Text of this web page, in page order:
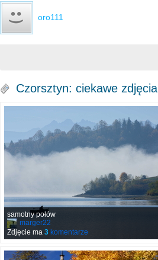
oro111
Czorsztyn: ciekawe zdjęcia
samotny połów
marger22
Zdjęcie ma 3 komentarze